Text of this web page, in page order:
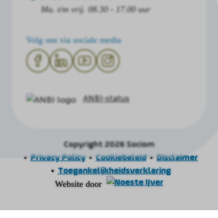
Ma. t/m vrij. 08.30 - 17.00 uur
Volg ons via sociale media
ANBI-status
Copyright 2026 Sociom
Privacy Policy
Cookiebeleid
Disclaimer
Toegankelijkheidsverklaring
Website door